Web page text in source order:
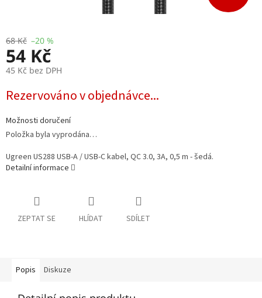
68 Kč –20 %
54 Kč
45 Kč bez DPH
cena:
Rezervováno v objednávce...
Možnosti doručení
Položka byla vyprodána…
Ugreen US288 USB-A / USB-C kabel, QC 3.0, 3A, 0,5 m - šedá.
Detailní informace
ZEPTAT SE HLÍDAT SDÍLET
Popis Diskuze